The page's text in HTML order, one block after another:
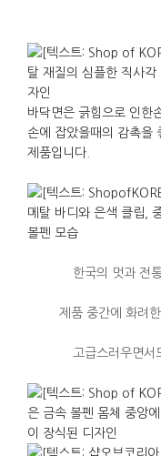
바닥면은 긁힘으로 인한
손에 잡았을때의 감촉을
제품입니다.
한국의 멋과 전
제품 중간에 화려
고급스러우면서